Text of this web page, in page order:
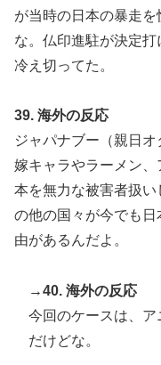
が当時の日本の暴走
な。仏印進駐が決定
冷え切ってた。
39. 海外の反応
ジャパナブー（親日オ
嫁キャラやラーメン、
本を無力な被害者扱
の他の国々が今でも
由があるんだよ。
→40. 海外の反応
今回のケースは、
だけどな。